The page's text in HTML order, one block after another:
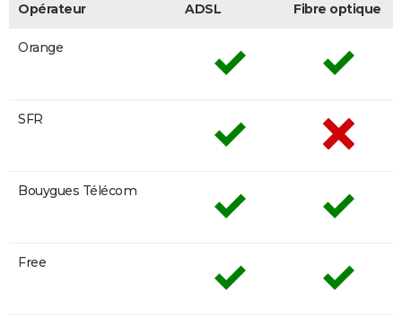
S'inscrire
Se connecter
Lycées
Collèges
Primaires
Universités
Entreprises
Service militaire
Avis de recherche
AVIS DE DÉCÈS
FORUM
Opérateur ADSL Fibre optique
Orange
SFR
Bouygues Télécom
Free